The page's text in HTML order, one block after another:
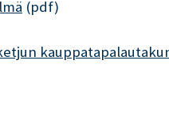
(pdf)